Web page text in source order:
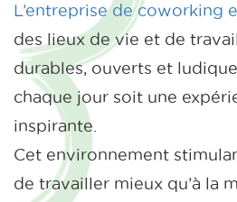
L’entreprise de coworking
des lieux de vie et de
durables, ouverts et
chaque jour soit une
inspirante.
Cet environnement
de travailler mieux qu’à la